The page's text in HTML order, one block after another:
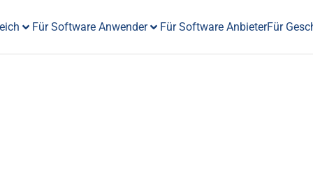
Für Software Anwender Für Software AnbieterFür